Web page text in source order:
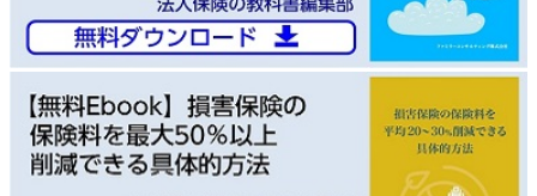
通話料無料で今すぐ 予約フォームから